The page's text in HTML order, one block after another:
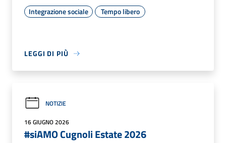
Integrazione sociale Tempo libero
LEGGI DI PIÙ
NOTIZIE
16 GIUGNO 2026
#siAMO Cugnoli Estate 2026